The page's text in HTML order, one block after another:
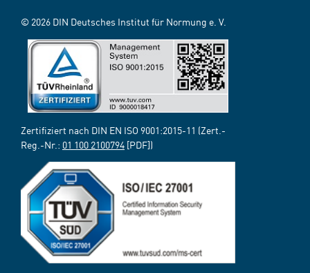
© 2026 DIN Deutsches Institut für Normung e. V.
Zertifiziert nach DIN EN ISO 9001:2015-11 (Zert.-
Reg.-Nr.: 01 100 2100794 [PDF])